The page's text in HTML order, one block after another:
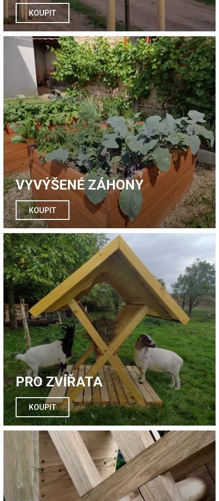
KOUPIT
VYVÝŠENÉ ZÁHONY
KOUPIT
PRO ZVÍŘATA
KOUPIT